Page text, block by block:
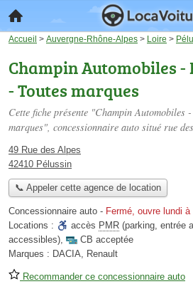
Accueil > Auvergne-Rhône-Alpes > Loire >
Champin Automobiles -
- Toutes marques
Cette fiche présente "Champin Automobiles
marques", concessionnaire auto situé rue
49 Rue des Alpes
42410 Pélussin
📞 Appeler cette agence de location
Concessionnaire auto - Fermé, ouvre lundi à
Locations :
accès PMR (parking, entrée
accessibles),
CB acceptée
Marques : DACIA, Renault
Recommander ce concessionnaire auto